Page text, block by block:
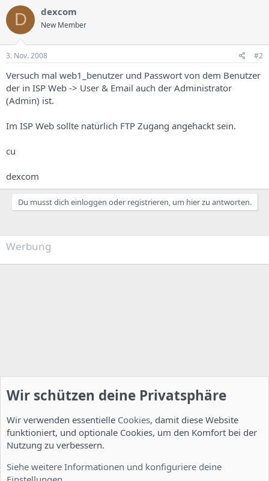
D dexcom
New Member
3. Nov. 2008 #2
Versuch mal web1_benutzer und Passwort von dem Benutzer
der in ISP Web -> User & Email auch der Administrator
(Admin) ist.
Im ISP Web sollte natürlich FTP Zugang angehackt sein.
cu
dexcom
Du musst dich einloggen oder registrieren, um hier zu antworten.
Werbung
Wir schützen deine Privatsphäre
Wir verwenden essentielle Cookies, damit diese Website
funktioniert, und optionale Cookies, um den Komfort bei der
Nutzung zu verbessern.
Siehe weitere Informationen und konfiguriere deine